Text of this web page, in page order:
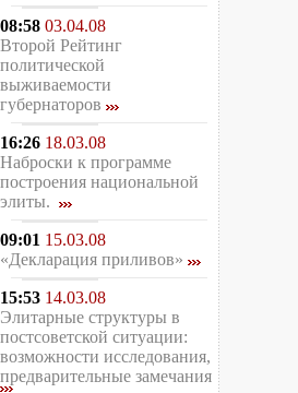
08:58 03.04.08
Второй Рейтинг
политической
выживаемости
губернаторов
16:26 18.03.08
Наброски к программе
построения национальной
элиты.
09:01 15.03.08
«Декларация приливов»
15:53 14.03.08
Элитарные структуры в
постсоветской ситуации:
возможности исследования,
предварительные замечания